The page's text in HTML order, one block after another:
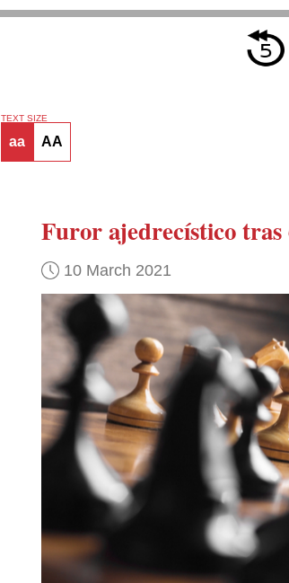
TEXT SIZE
aa AA
Furor ajedrecístico tras
10 March 2021